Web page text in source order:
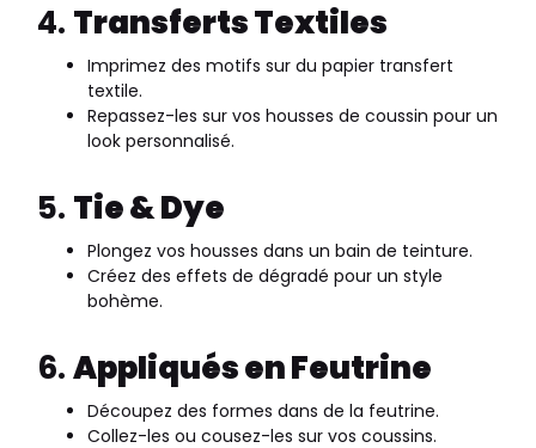
4. Transferts Textiles
Imprimez des motifs sur du papier transfert
textile.
Repassez-les sur vos housses de coussin pour un
look personnalisé.
5. Tie & Dye
Plongez vos housses dans un bain de teinture.
Créez des effets de dégradé pour un style
bohème.
6.Appliqués en Feutrine
Découpez des formes dans de la feutrine.
Collez-les ou cousez-les sur vos coussins.